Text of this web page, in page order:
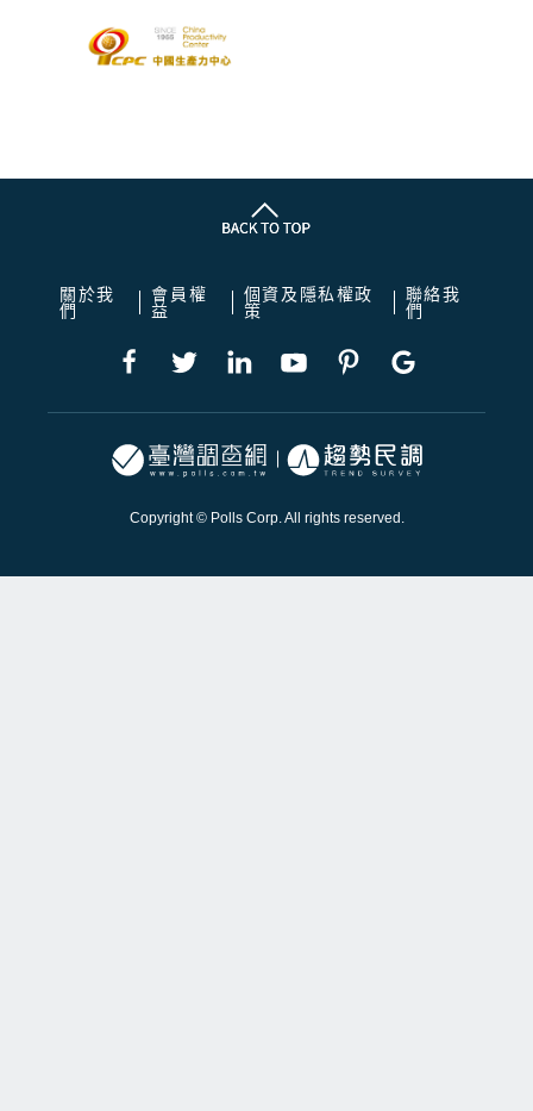
關於我
們
會員權
益
個資及隱私權政
策
聯絡我
們
Copyright © Polls Corp. All rights reserved.